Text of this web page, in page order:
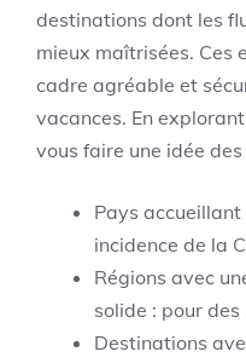
destinations dont les
mieux maîtrisées. Ces
cadre agréable et
vacances. En
vous faire une idée
Pays
incidence de la
Régions avec
solide : pour des
Destinations